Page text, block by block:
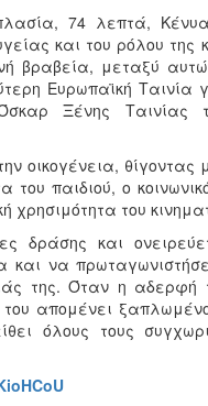
74 λεπτά,
και του ρόλου της
βραβεία, μεταξύ
Ευρωπαϊκή Ταινία
Ξένης Ταινίας
οικογένεια,
του παιδιού, ο
χρησιμότητα του
δράσης και
και να
της. Όταν η
απομένει
όλους τους